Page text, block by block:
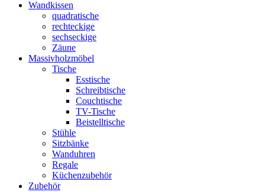
Wandkissen
quadratische
rechteckige
sechseckige
Zäune
Massivholzmöbel
Tische
Esstische
Schreibtische
Couchtische
TV-Tische
Beistelltische
Stühle
Sitzbänke
Wanduhren
Regale
Küchenzubehör
Zubehör